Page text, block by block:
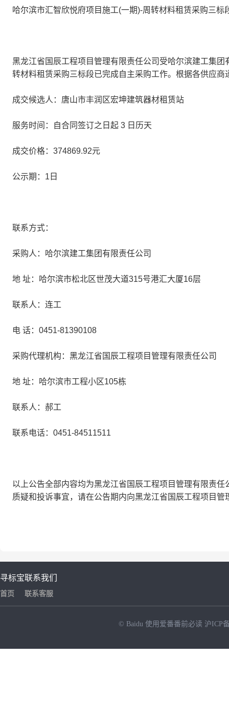
哈尔滨市汇智欣悦府项目施工(一期)-周转材料租赁采购三标
黑龙江省国辰工程项目管理有限责任公司受哈尔滨建工集
转材料租赁采购三标段已完成自主采购工作。根据各供应
成交候选人：唐山市丰润区宏坤建筑器材租赁站
服务时间：自合同签订之日起 3 日历天
成交价格：374869.92元
公示期：1日
联系方式：
采购人：哈尔滨建工集团有限责任公司
地 址：哈尔滨市松北区世茂大道315号港汇大厦16层
联系人：连工
电 话：0451-81390108
采购代理机构：黑龙江省国辰工程项目管理有限责任公司
地 址：哈尔滨市工程小区105栋
联系人：郝工
联系电话：0451-84511511
以上公告全部内容均为黑龙江省国辰工程项目管理有限责
质疑和投诉事宜，请在公告期内向黑龙江省国辰工程项目管
寻标宝
首页
联系我们
联系客服
© Baidu 使用爱番番前必读 沪ICP